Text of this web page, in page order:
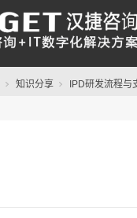
知识分享 IPD研发流程与